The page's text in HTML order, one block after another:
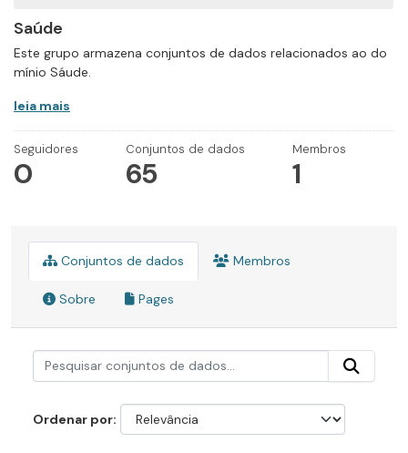
Saúde
Este grupo armazena conjuntos de dados relacionados ao do
mínio Sáude.
leia mais
Seguidores
0
Conjuntos de dados
65
Membros
1
Conjuntos de dados Membros
Sobre Pages
Ordenar por